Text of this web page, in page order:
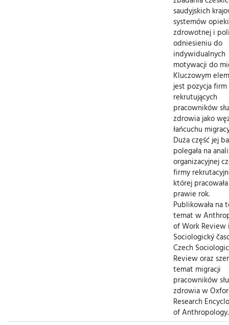
saudyjskich
systemów opieki
zdrowotnej i
odniesieniu do
indywidualnych
motywacji do
Kluczowym
jest pozycja firm
rekrutujących
pracowników
zdrowia jako
łańcuchu
Duża część jej
polegała na
organizacyjnej
firmy
której
prawie rok.
Publikowała na
temat w
of Work Review
Sociologický
Czech
Review oraz
temat migracji
pracowników
zdrowia w
Research
of Anthropology.